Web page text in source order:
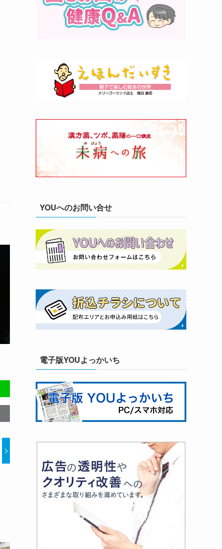
YOUへのお問い合せ
電子版YOUよっかいち